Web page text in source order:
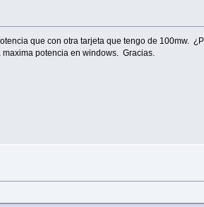
que con otra tarjeta que tengo de 100mw.
maxima potencia en windows. Gracias.